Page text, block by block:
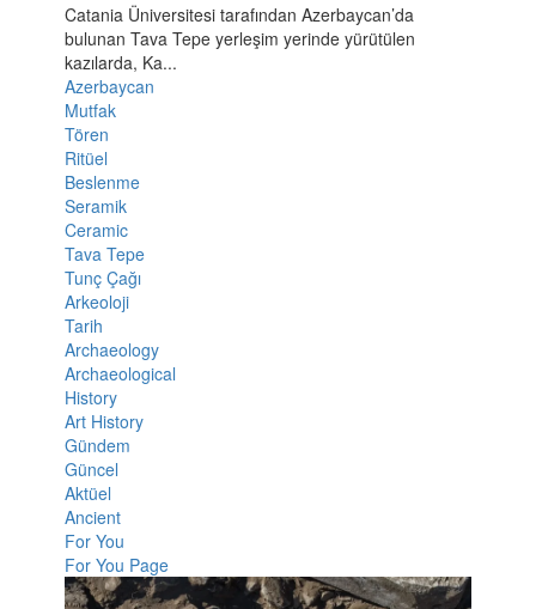
Catania Üniversitesi tarafından Azerbaycan’da
bulunan Tava Tepe yerleşim yerinde yürütülen
kazılarda, Ka...
Azerbaycan
Mutfak
Tören
Ritüel
Beslenme
Seramik
Ceramic
Tava Tepe
Tunç Çağı
Arkeoloji
Tarih
Archaeology
Archaeological
History
Art History
Gündem
Güncel
Aktüel
Ancient
For You
For You Page